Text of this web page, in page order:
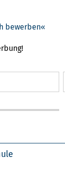
bewerben